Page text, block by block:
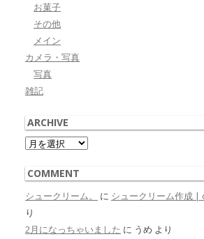
お菓子
その他
メイン
カメラ・写真
写真
雑記
ARCHIVE
Archive
COMMENT
シュークリーム。 に シュークリーム作成 |
り
2月になっちゃいました に うめ より